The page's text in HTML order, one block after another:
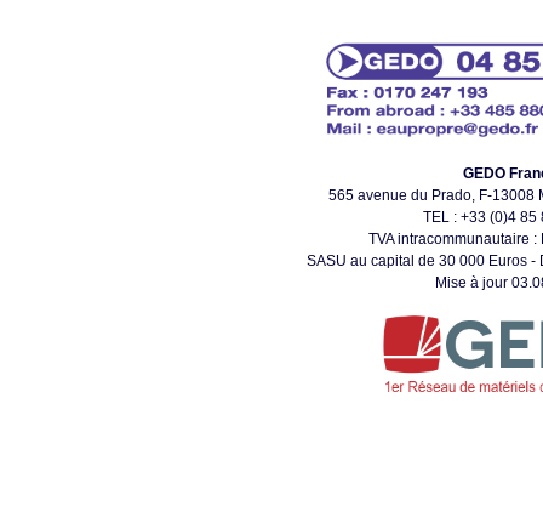
GEDO
565 avenue du Prado, F-13008
TEL : +33 (0)4 85
TVA intracommunautaire
SASU au capital de 30 000 Euros -
Mise à jour